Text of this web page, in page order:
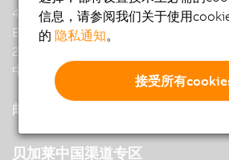
487 Tianlin Road, No.21
Building, Gems Park
200233 Shanghai
中国
邮件 :
贝加莱中国渠道专区
信息，请参阅我们关于使用
的隐私通知。
接受所有